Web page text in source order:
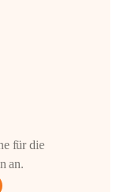
für die
an.